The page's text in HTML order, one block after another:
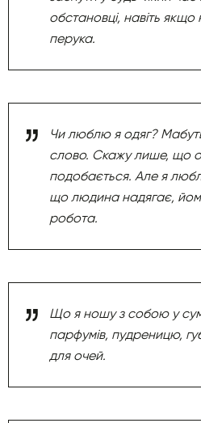
обстановці, навіть якщо
перука.
Чи люблю я одяг?
слово. Скажу лише, що
подобається. Але я
що людина надягає,
робота.
Що я ношу з собою у
парфумів, пудреницю,
для очей.